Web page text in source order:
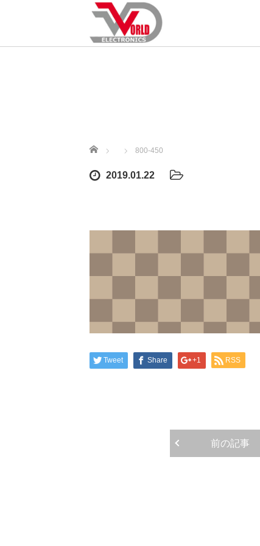
ホーム 800-450
2019.01.22
Tweet Share +1 RSS
前の記事